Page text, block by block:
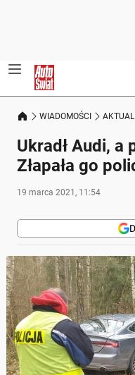
WIADOMOŚCI
Ukradł Audi, a
Złapała go
19 marca 2021, 11:54